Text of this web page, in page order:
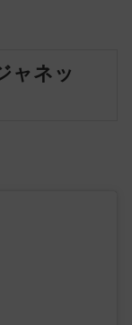
ャネッ